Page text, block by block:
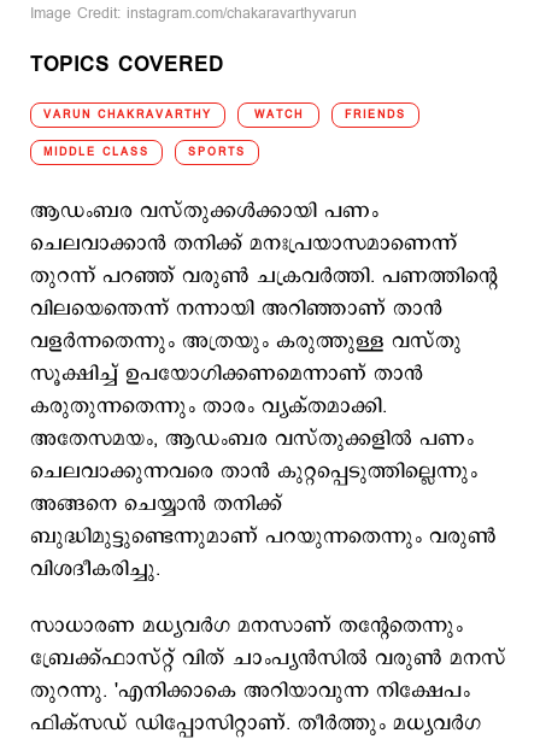
Image Credit: instagram.com/chakaravarthyvarun
TOPICS COVERED
VARUN CHAKRAVARTHY WATCH FRIENDS
MIDDLE CLASS SPORTS
ആഡംബര വസ്തുക്കള്‍ക്കായി പണം
ചെലവാക്കാന്‍ തനിക്ക് മനഃപ്രയാസമാണെന്ന്
തുറന്ന് പറഞ്ഞ് വരുണ്‍ ചക്രവര്‍ത്തി. പണത്തിന്‍റെ
വിലയെന്തെന്ന് നന്നായി അറിഞ്ഞാണ് താന്‍
വളര്‍ന്നതെന്നും അത്രയും കരുത്തുള്ള വസ്തു
സൂക്ഷിച്ച് ഉപയോഗിക്കണമെന്നാണ് താന്‍
കരുതുന്നതെന്നും താരം വ്യക്തമാക്കി.
അതേസമയം, ആഡംബര വസ്തുക്കളില്‍ പണം
ചെലവാക്കുന്നവരെ താന്‍ കുറ്റപ്പെടുത്തില്ലെന്നും
അങ്ങനെ ചെയ്യാന്‍ തനിക്ക്
ബുദ്ധിമുട്ടുണ്ടെന്നുമാണ് പറയുന്നതെന്നും വരുണ്‍
വിശദീകരിച്ചു.
സാധാരണ മധ്യവര്‍ഗ മനസാണ് തന്‍റേതെന്നും
ബ്രേക്ക്ഫാസ്റ്റ് വിത് ചാംപ്യന്‍സില്‍ വരുണ്‍ മനസ്
തുറന്നു. 'എനിക്കാകെ അറിയാവുന്ന നിക്ഷേപം
ഫിക്സഡ് ഡിപ്പോസിറ്റാണ്. തീര്‍ത്തും മധ്യവര്‍ഗ